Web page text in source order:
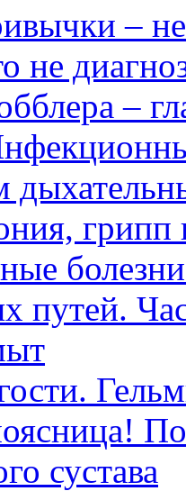
–
не
–
грипп
путей.
сустава